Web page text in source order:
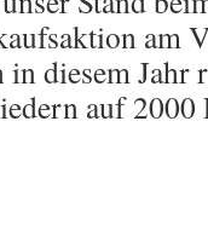
am
in diesem
auf 2000